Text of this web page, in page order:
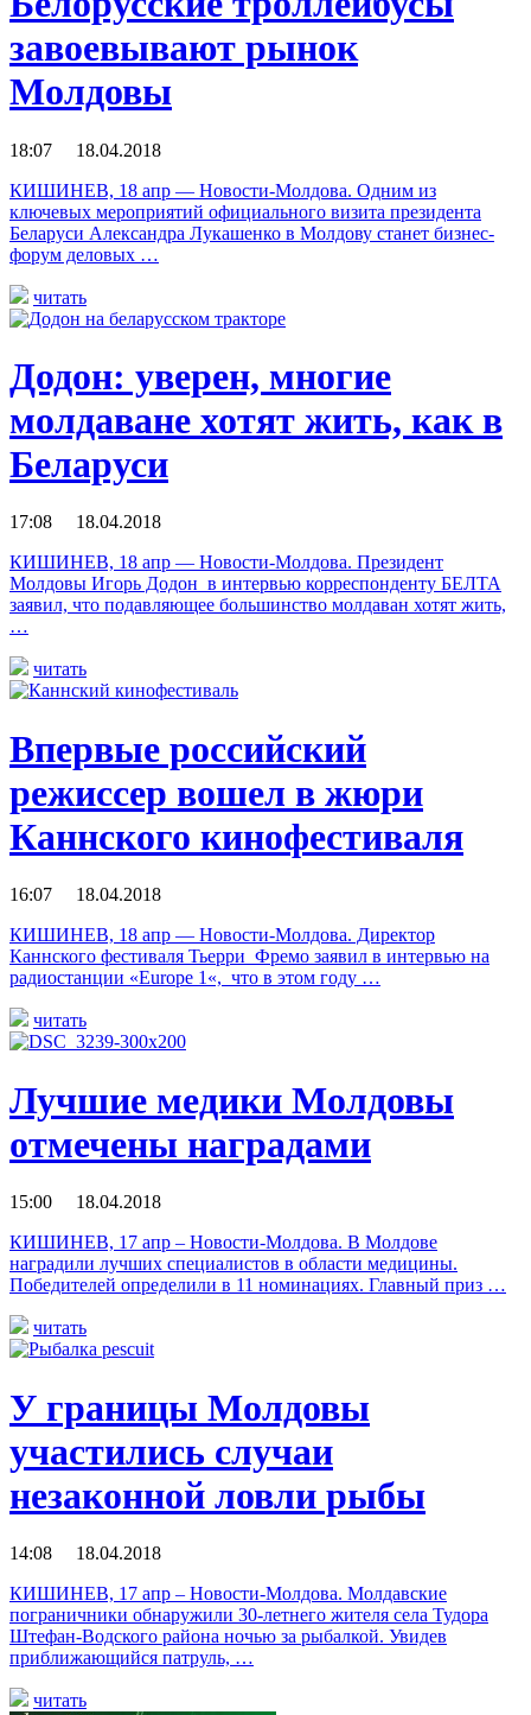
завоевывают рынок
Молдовы
18:07 18.04.2018
КИШИНЕВ, 18 апр — Новости-Молдова. Одним из
ключевых мероприятий официального визита президента
Беларуси Александра Лукашенко в Молдову станет бизнес-
форум деловых …
читать
Додон: уверен, многие
молдаване хотят жить, как в
Беларуси
17:08 18.04.2018
КИШИНЕВ, 18 апр — Новости-Молдова. Президент
Молдовы Игорь Додон в интервью корреспонденту БЕЛТА
заявил, что подавляющее большинство молдаван хотят жить,
…
читать
Впервые российский
режиссер вошел в жюри
Каннского кинофестиваля
16:07 18.04.2018
КИШИНЕВ, 18 апр — Новости-Молдова. Директор
Каннского фестиваля Тьерри Фремо заявил в интервью на
радиостанции «Europe 1«, что в этом году …
читать
Лучшие медики Молдовы
отмечены наградами
15:00 18.04.2018
КИШИНЕВ, 17 апр – Новости-Молдова. В Молдове
наградили лучших специалистов в области медицины.
Победителей определили в 11 номинациях. Главный приз …
читать
У границы Молдовы
участились случаи
незаконной ловли рыбы
14:08 18.04.2018
КИШИНЕВ, 17 апр – Новости-Молдова. Молдавские
пограничники обнаружили 30-летнего жителя села Тудора
Штефан-Водского района ночью за рыбалкой. Увидев
приближающийся патруль, …
читать